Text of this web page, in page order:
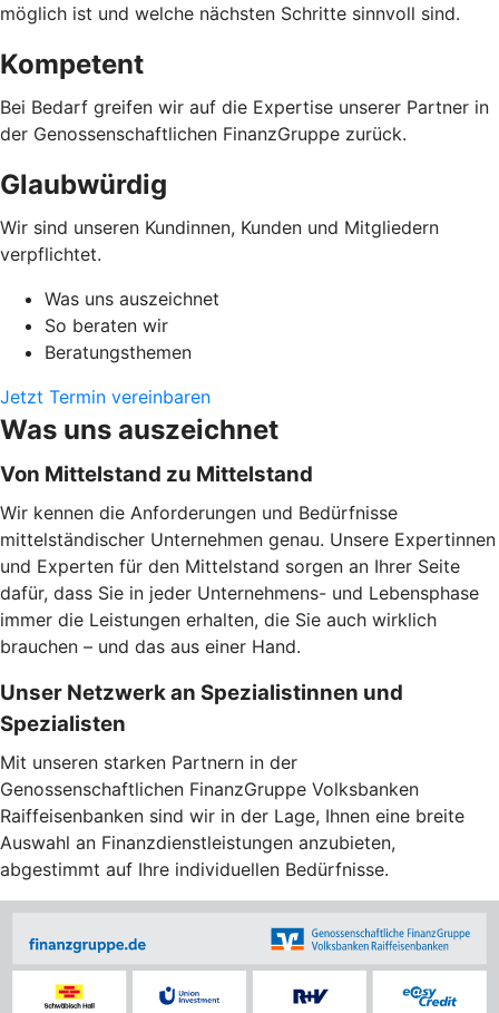
möglich ist und welche nächsten Schritte sinnvoll sind.
Kompetent
Bei Bedarf greifen wir auf die Expertise unserer Partner in
der Genossenschaftlichen FinanzGruppe zurück.
Glaubwürdig
Wir sind unseren Kundinnen, Kunden und Mitgliedern
verpflichtet.
Was uns auszeichnet
So beraten wir
Beratungsthemen
Jetzt Termin vereinbaren
Was uns auszeichnet
Von Mittelstand zu Mittelstand
Wir kennen die Anforderungen und Bedürfnisse
mittelständischer Unternehmen genau. Unsere Expertinnen
und Experten für den Mittelstand sorgen an Ihrer Seite
dafür, dass Sie in jeder Unternehmens- und Lebensphase
immer die Leistungen erhalten, die Sie auch wirklich
brauchen – und das aus einer Hand.
Unser Netzwerk an Spezialistinnen und
Spezialisten
Mit unseren starken Partnern in der
Genossenschaftlichen FinanzGruppe Volksbanken
Raiffeisenbanken sind wir in der Lage, Ihnen eine breite
Auswahl an Finanzdienstleistungen anzubieten,
abgestimmt auf Ihre individuellen Bedürfnisse.